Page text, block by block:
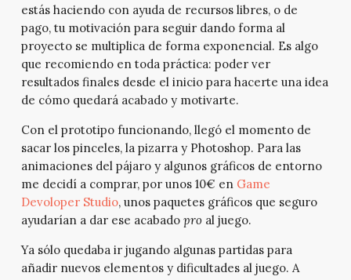
estás haciendo con ayuda de recursos libres, o de
pago, tu motivación para seguir dando forma al
proyecto se multiplica de forma exponencial. Es algo
que recomiendo en toda práctica: poder ver
resultados finales desde el inicio para hacerte una idea
de cómo quedará acabado y motivarte.
Con el prototipo funcionando, llegó el momento de
sacar los pinceles, la pizarra y Photoshop. Para las
animaciones del pájaro y algunos gráficos de entorno
me decidí a comprar, por unos 10€ en Game
Devoloper Studio, unos paquetes gráficos que seguro
ayudarían a dar ese acabado proal juego.
Ya sólo quedaba ir jugando algunas partidas para
añadir nuevos elementos y dificultades al juego. A